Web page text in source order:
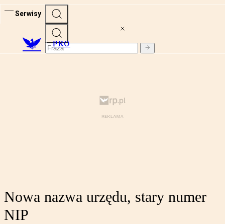
Serwisy
PRO
Nowa nazwa urzędu, stary numer
NIP